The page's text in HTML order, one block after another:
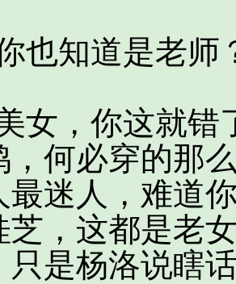
知道是老师
，你这就错
，何必穿的那
最迷人，难道
芝，这都是老
只是杨洛说瞎